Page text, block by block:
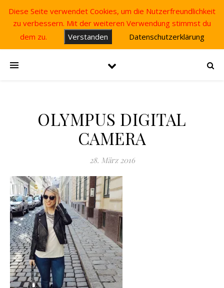
OLYMPUS DIGITAL
CAMERA
28. März 2016
Diese Seite verwendet Cookies, um die Nutzerfreundlichkeit
zu verbessern. Mit der weiteren Verwendung stimmst du
dem zu.
Verstanden Datenschutzerklärung